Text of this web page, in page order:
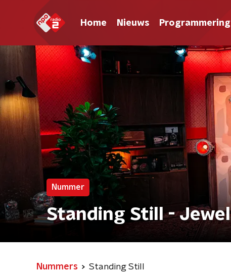
Home Nieuws Programmering
Nummer
Standing Still - Jewel
Nummers Standing Still